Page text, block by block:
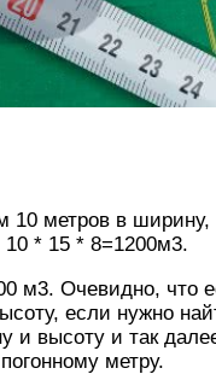
10 метров в ширину,
* 15 * 8=1200м3.
м3. Очевидно, что
если нужно
и высоту и так
метру.